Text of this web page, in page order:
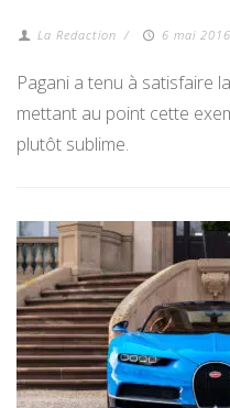
La Redaction / 6 mai
Pagani a tenu à satisfaire
mettant au point cette
plutôt sublime.